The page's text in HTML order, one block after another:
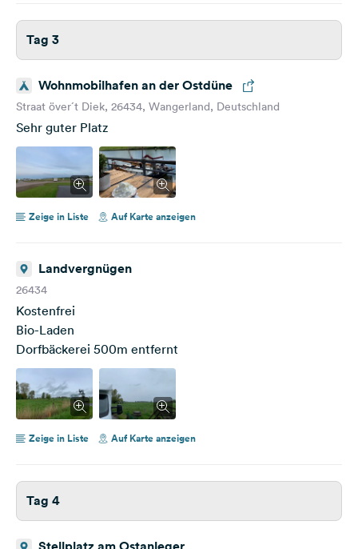
Tag 3
Wohnmobilhafen an der Ostdüne
Straat över´t Diek, 26434, Wangerland, Deutschland
Sehr guter Platz
Zeige in Liste Auf Karte anzeigen
Landvergnügen
26434
Kostenfrei
Bio-Laden
Dorfbäckerei 500m entfernt
Zeige in Liste Auf Karte anzeigen
Tag 4